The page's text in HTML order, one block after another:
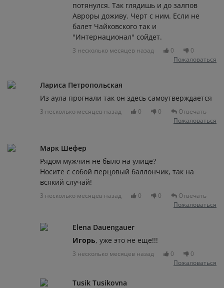
потянулся. Так глядишь и до залпов
Авроры доживу. Черт с ним. Если не
балет Чайковского так и
"Интернационал" сойдет.
3 несколько месяцев назад 0
0
Пожаловаться
Лариса Петропольская
Из аула прогнали так он здесь самоутверждается
3 несколько месяцев назад 0 0
Отвечать
Пожаловаться
Марк Шефер
Рядом мужчин не было на улице?
Носите с собой перцовый баллончик, так на
всякий случай!
3 несколько месяцев назад 0 0
Отвечать
Пожаловаться
Elena Dauengauer
Игорь, уже это не еще!!!
3 несколько месяцев назад 0
0
Пожаловаться
Tusik Tusikovna